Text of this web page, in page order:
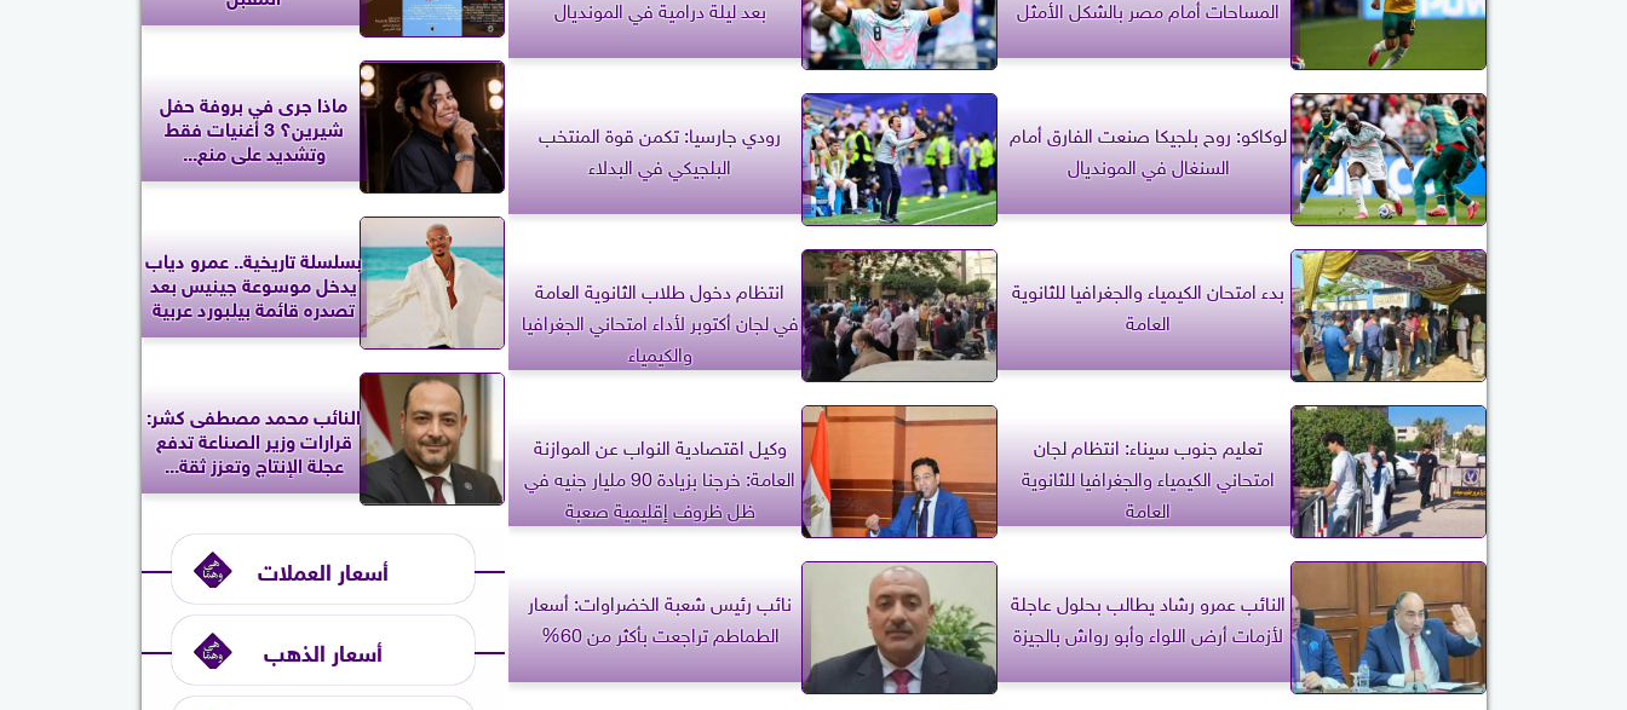
المساحات أمام مصر بالشكل الأمثل
بعد ليلة درامية في المونديال
لوكاكو: روح بلجيكا صنعت الفارق أمام
السنغال في المونديال
رودي جارسيا: تكمن قوة المنتخب
البلجيكي في البدلاء
بدء امتحان الكيمياء والجغرافيا للثانوية
العامة
انتظام دخول طلاب الثانوية العامة
في لجان أكتوبر لأداء امتحاني الجغرافيا
والكيمياء
تعليم جنوب سيناء: انتظام لجان
امتحاني الكيمياء والجغرافيا للثانوية
العامة
وكيل اقتصادية النواب عن الموازنة
العامة: خرجنا بزيادة 90 مليار جنيه في
ظل ظروف إقليمية صعبة
النائب عمرو رشاد يطالب بحلول عاجلة
لأزمات أرض اللواء وأبو رواش بالجيزة
نائب رئيس شعبة الخضراوات: أسعار
الطماطم تراجعت بأكثر من 60%
ماذا جرى في بروفة حفل
شيرين؟ 3 أغنيات فقط
وتشديد على منع...
بسلسلة تاريخية.. عمرو دياب
يدخل موسوعة جينيس بعد
تصدره قائمة بيلبورد عربية
النائب محمد مصطفى كشر:
قرارات وزير الصناعة تدفع
عجلة الإنتاج وتعزز ثقة...
أسعار العملات
أسعار الذهب